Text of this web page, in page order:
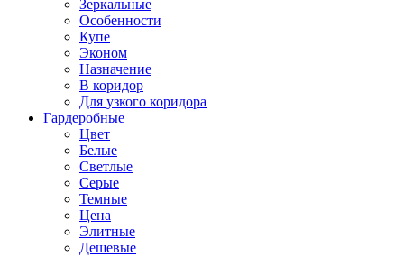
Зеркальные
Особенности
Купе
Эконом
Назначение
В коридор
Для узкого коридора
Гардеробные
Цвет
Белые
Светлые
Серые
Темные
Цена
Элитные
Дешевые